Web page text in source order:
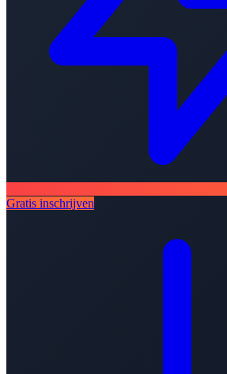
Gratis inschrijven